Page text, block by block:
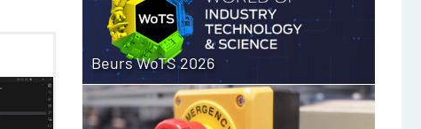
Beurs WoTS 2026